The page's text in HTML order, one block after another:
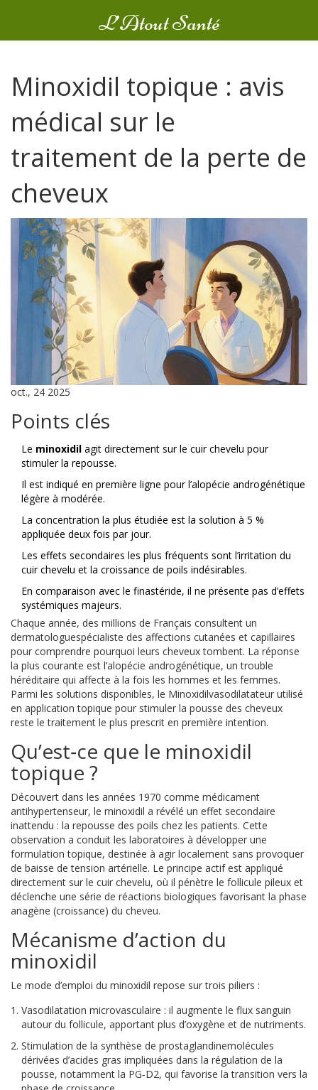
L’Atout Santé
Minoxidil topique : avis
médical sur le
traitement de la perte de
cheveux
oct., 24 2025
Points clés
Le minoxidil agit directement sur le cuir chevelu pour
stimuler la repousse.
Il est indiqué en première ligne pour l’alopécie androgénétique
légère à modérée.
La concentration la plus étudiée est la solution à 5 %
appliquée deux fois par jour.
Les effets secondaires les plus fréquents sont l’irritation du
cuir chevelu et la croissance de poils indésirables.
En comparaison avec le finastéride, il ne présente pas d’effets
systémiques majeurs.
Chaque année, des millions de Français consultent un
dermatologuespécialiste des affections cutanées et capillaires
pour comprendre pourquoi leurs cheveux tombent. La réponse
la plus courante est l’alopécie androgénétique, un trouble
héréditaire qui affecte à la fois les hommes et les femmes.
Parmi les solutions disponibles, le Minoxidilvasodilatateur utilisé
en application topique pour stimuler la pousse des cheveux
reste le traitement le plus prescrit en première intention.
Qu’est‑ce que le minoxidil
topique ?
Découvert dans les années 1970 comme médicament
antihypertenseur, le minoxidil a révélé un effet secondaire
inattendu : la repousse des poils chez les patients. Cette
observation a conduit les laboratoires à développer une
formulation topique, destinée à agir localement sans provoquer
de baisse de tension artérielle. Le principe actif est appliqué
directement sur le cuir chevelu, où il pénètre le follicule pileux et
déclenche une série de réactions biologiques favorisant la phase
anagène (croissance) du cheveu.
Mécanisme d’action du
minoxidil
Le mode d’emploi du minoxidil repose sur trois piliers :
Vasodilatation microvasculaire : il augmente le flux sanguin
autour du follicule, apportant plus d’oxygène et de nutriments.
Stimulation de la synthèse de prostaglandinemolécules
dérivées d’acides gras impliquées dans la régulation de la
pousse, notamment la PG‑D2, qui favorise la transition vers la